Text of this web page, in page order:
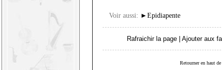
Voir aussi: ► Epidiapente
Rafraichir la page Ajouter aux
Retourner en haut de